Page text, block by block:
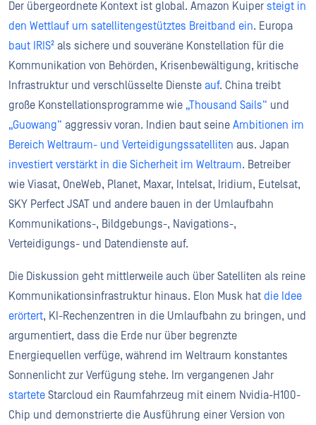
Der übergeordnete Kontext ist global. Amazon Kuiper steigt in
den Wettlauf um satellitengestütztes Breitband ein. Europa
baut IRIS² als sichere und souveräne Konstellation für die
Kommunikation von Behörden, Krisenbewältigung, kritische
Infrastruktur und verschlüsselte Dienste auf. China treibt
große Konstellationsprogramme wie „Thousand Sails“ und
„Guowang“ aggressiv voran. Indien baut seine Ambitionen im
Bereich Weltraum- und Verteidigungssatelliten aus. Japan
investiert verstärkt in die Sicherheit im Weltraum. Betreiber
wie Viasat, OneWeb, Planet, Maxar, Intelsat, Iridium, Eutelsat,
SKY Perfect JSAT und andere bauen in der Umlaufbahn
Kommunikations-, Bildgebungs-, Navigations-,
Verteidigungs- und Datendienste auf.
Die Diskussion geht mittlerweile auch über Satelliten als reine
Kommunikationsinfrastruktur hinaus. Elon Musk hat die Idee
erörtert, KI-Rechenzentren in die Umlaufbahn zu bringen, und
argumentiert, dass die Erde nur über begrenzte
Energiequellen verfüge, während im Weltraum konstantes
Sonnenlicht zur Verfügung stehe. Im vergangenen Jahr
startete Starcloud ein Raumfahrzeug mit einem Nvidia-H100-
Chip und demonstrierte die Ausführung einer Version von